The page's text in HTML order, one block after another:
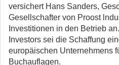
versichert Hans Sanders,
Gesellschafter von Proost
Investitionen in den Betrieb
Investors sei die Schaffung
europäischen Unternehmens
Buchauflagen.